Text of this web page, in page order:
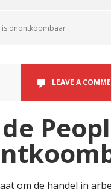
is onontkoombaar
LEAVE A
om de handel in